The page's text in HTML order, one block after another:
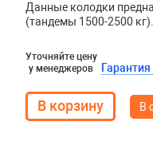
Данные колодки
(тандемы 1500-2500 кг).
Уточняйте цену
у менеджеров
В